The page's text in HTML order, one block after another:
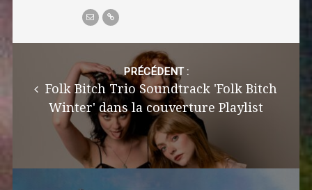
PRÉCÉDENT :
Folk Bitch Trio Soundtrack 'Folk Bitch
Winter' dans la couverture Playlist